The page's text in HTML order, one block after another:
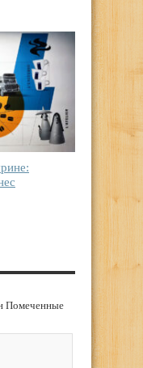
Помеченные